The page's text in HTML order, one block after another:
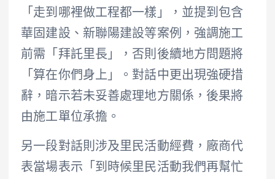
「走到哪裡做工程都一樣」，並提到包含
華固建設、新聯陽建設等案例，強調施工
前需「拜託里長」，否則後續地方問題將
「算在你們身上」。對話中更出現強硬措
辭，暗示若未妥善處理地方關係，後果將
由施工單位承擔。
另一段對話則涉及里民活動經費，廠商代
表當場表示「到時候里民活動我們再幫忙